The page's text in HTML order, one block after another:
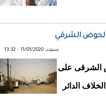
الشرقي
سبت, 11/01/2020 - 13:32
الشرقى على
الدائر